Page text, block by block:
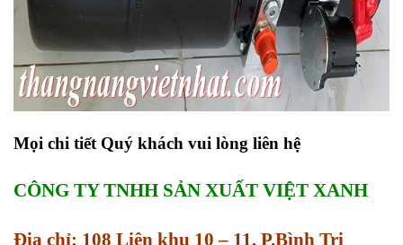
Mọi chi tiết Quý khách vui lòng liên hệ
CÔNG TY TNHH SẢN XUẤT VIỆT XANH
Địa chỉ: 108 Liên khu 10 – 11, P.Bình Trị